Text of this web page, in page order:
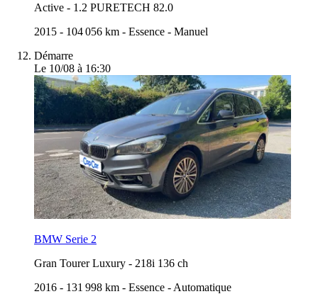
Active - 1.2 PURETECH 82.0
2015 - 104 056 km - Essence - Manuel
Démarre
Le 10/08 à 16:30
BMW Serie 2
Gran Tourer Luxury - 218i 136 ch
2016 - 131 998 km - Essence - Automatique